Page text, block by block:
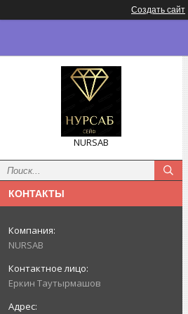
Создать сайт
NURSAB
КОНТАКТЫ
NURSAB
Еркин Таутырмашов